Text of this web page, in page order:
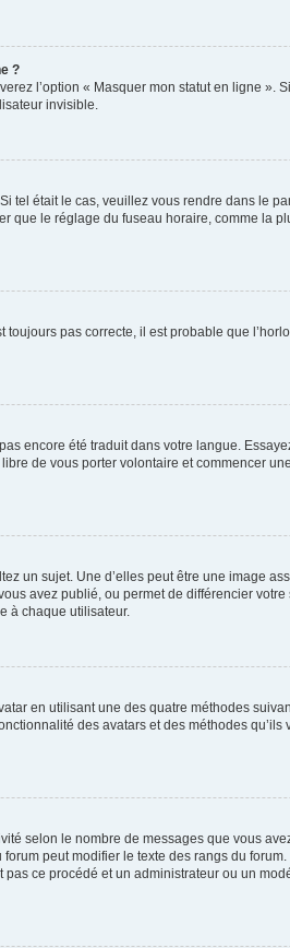
?
l’option « Masquer mon statut en ligne ».
invisible.
tel était le cas, veuillez vous rendre dans le
le réglage du fuseau horaire, comme la
pas correcte, il est probable que
encore été traduit dans votre langue.
de vous porter volontaire et commencer
un sujet. Une d’elles peut être une image
avez publié, ou permet de différencier
à chaque utilisateur.
en utilisant une des quatre méthodes
des avatars et des méthodes
selon le nombre de messages que vous
peut modifier le texte des rangs du
ce procédé et un administrateur ou un